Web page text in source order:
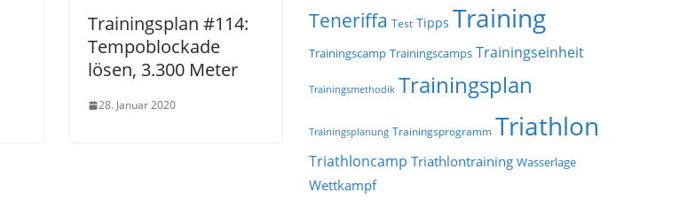
Trainingsplan #114:
Tempoblockade
lösen, 3.300 Meter
28. Januar 2020
Teneriffa Test Tipps Training
Trainingscamp Trainingscamps Trainingseinheit
Trainingsmethodik Trainingsplan
Trainingsplanung Trainingsprogramm Triathlon
Triathloncamp Triathlontraining Wasserlage
Wettkampf